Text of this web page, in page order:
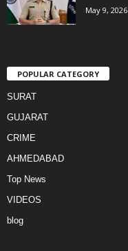
May 9, 2026
POPULAR CATEGORY
SURAT
GUJARAT
CRIME
AHMEDABAD
Top News
VIDEOS
blog